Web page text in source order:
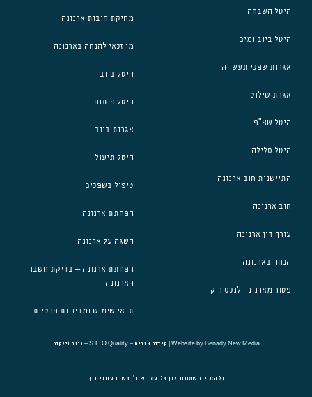
היטל השבחה
היטל ביוב ומים
אגרות שפכי תעשייה
אגרת שילוט
היטל שצ"פ
היטל סלילה
התיישנות חוב ארנונה
חוב ארנונה
עורך דין ארנונה
הנחה בארנונה
פטור מארנונה לנכס ריק
מחיקת חובות ארנונה
מי זכאי להנחה בארנונה
היטל ביוב
היטל פיתוח
אגרות ביוב
היטל תיעול
טיפול בשפכים
הפחתת ארנונה
השגה על ארנונה
הפחתת ארנונה – בדיקת חשבון
הארנונה
תנאי שימוש ומדיניות פרטיות
Website by Benady New Media | קידום אתרים – S.E.O Quality – רותם וילקום
כל הזכויות שמורות לבן אליעזר ושות', משרד עורכי דין